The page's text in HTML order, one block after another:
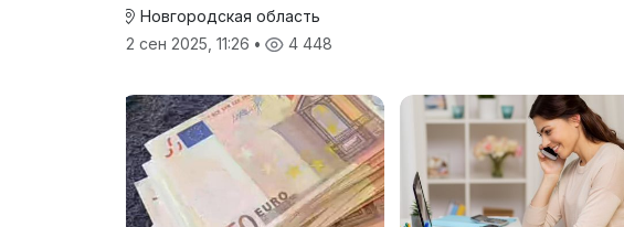
Новгородская область
12 сен 2025, 11:26 • 4 448